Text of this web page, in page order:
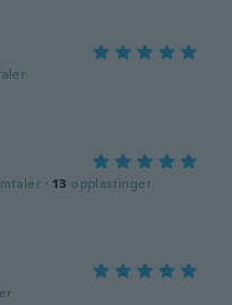
· 13 opplastinger